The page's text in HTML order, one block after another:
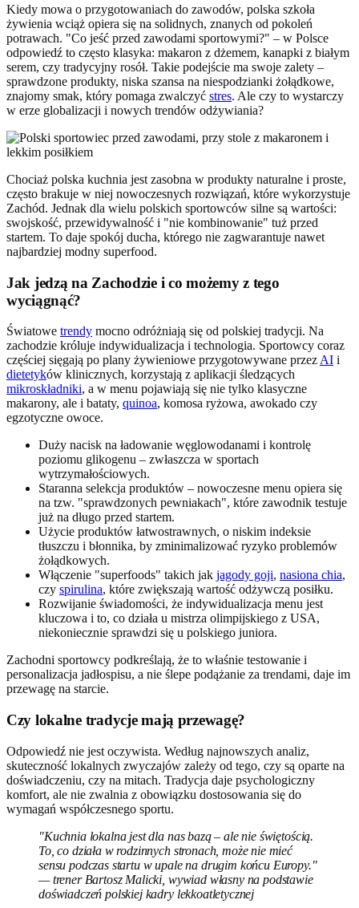
Kiedy mowa o przygotowaniach do zawodów, polska szkoła
żywienia wciąż opiera się na solidnych, znanych od pokoleń
potrawach. "Co jeść przed zawodami sportowymi?" – w Polsce
odpowiedź to często klasyka: makaron z dżemem, kanapki z białym
serem, czy tradycyjny rosół. Takie podejście ma swoje zalety –
sprawdzone produkty, niska szansa na niespodzianki żołądkowe,
znajomy smak, który pomaga zwalczyć stres. Ale czy to wystarczy
w erze globalizacji i nowych trendów odżywiania?
Chociaż polska kuchnia jest zasobna w produkty naturalne i proste,
często brakuje w niej nowoczesnych rozwiązań, które wykorzystuje
Zachód. Jednak dla wielu polskich sportowców silne są wartości:
swojskość, przewidywalność i "nie kombinowanie" tuż przed
startem. To daje spokój ducha, którego nie zagwarantuje nawet
najbardziej modny superfood.
Jak jedzą na Zachodzie i co możemy z tego
wyciągnąć?
Światowe trendy mocno odróżniają się od polskiej tradycji. Na
zachodzie króluje indywidualizacja i technologia. Sportowcy coraz
częściej sięgają po plany żywieniowe przygotowywane przez AI i
dietetyków klinicznych, korzystają z aplikacji śledzących
mikroskładniki, a w menu pojawiają się nie tylko klasyczne
makarony, ale i bataty, quinoa, komosa ryżowa, awokado czy
egzotyczne owoce.
Duży nacisk na ładowanie węglowodanami i kontrolę
poziomu glikogenu – zwłaszcza w sportach
wytrzymałościowych.
Staranna selekcja produktów – nowoczesne menu opiera się
na tzw. "sprawdzonych pewniakach", które zawodnik testuje
już na długo przed startem.
Użycie produktów łatwostrawnych, o niskim indeksie
tłuszczu i błonnika, by zminimalizować ryzyko problemów
żołądkowych.
Włączenie "superfoods" takich jak jagody goji, nasiona chia,
czy spirulina, które zwiększają wartość odżywczą posiłku.
Rozwijanie świadomości, że indywidualizacja menu jest
kluczowa i to, co działa u mistrza olimpijskiego z USA,
niekoniecznie sprawdzi się u polskiego juniora.
Zachodni sportowcy podkreślają, że to właśnie testowanie i
personalizacja jadłospisu, a nie ślepe podążanie za trendami, daje im
przewagę na starcie.
Czy lokalne tradycje mają przewagę?
Odpowiedź nie jest oczywista. Według najnowszych analiz,
skuteczność lokalnych zwyczajów zależy od tego, czy są oparte na
doświadczeniu, czy na mitach. Tradycja daje psychologiczny
komfort, ale nie zwalnia z obowiązku dostosowania się do
wymagań współczesnego sportu.
"Kuchnia lokalna jest dla nas bazą – ale nie świętością.
To, co działa w rodzinnych stronach, może nie mieć
sensu podczas startu w upale na drugim końcu Europy."
— trener Bartosz Malicki, wywiad własny na podstawie
doświadczeń polskiej kadry lekkoatletycznej